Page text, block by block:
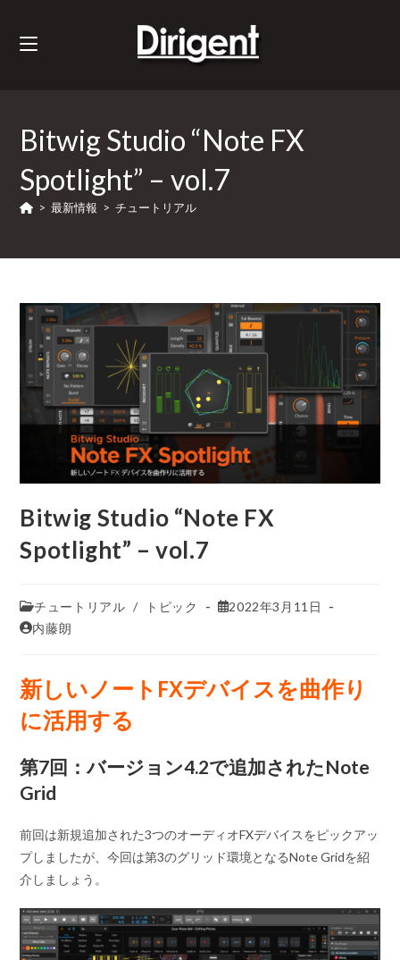
Bitwig Studio “Note FX
Spotlight” – vol.7
> 最新情報 > チュートリアル
Bitwig Studio “Note FX
Spotlight” – vol.7
チュートリアル / トピック
2022年3月11日
内藤朗
新しいノートFXデバイスを曲作り
に活用する
第7回：バージョン4.2で追加されたNote
Grid
前回は新規追加された3つのオーディオFXデバイスをピックアッ
プしましたが、今回は第3のグリッド環境となるNote Gridを紹
介しましょう。